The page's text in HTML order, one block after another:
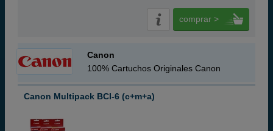
comprar >
Canon
100% Cartuchos Originales Canon
Canon Multipack BCI-6 (c+m+a)